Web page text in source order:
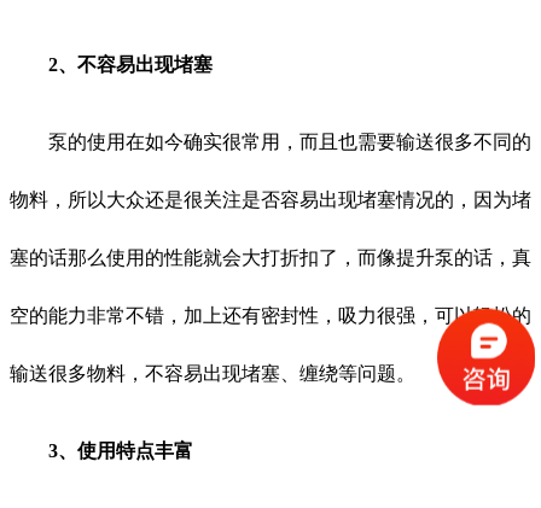
2、不容易出现堵塞
泵的使用在如今确实很常用，而且也需要输送很多不同的
物料，所以大众还是很关注是否容易出现堵塞情况的，因为堵
塞的话那么使用的性能就会大打折扣了，而像提升泵的话，真
空的能力非常不错，加上还有密封性，吸力很强，可以轻松的
输送很多物料，不容易出现堵塞、缠绕等问题。
3、使用特点丰富